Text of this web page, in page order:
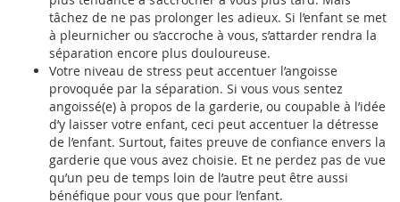
tâchez de ne pas prolonger les adieux. Si l’enfant se met
à pleurnicher ou s’accroche à vous, s’attarder rendra la
séparation encore plus douloureuse.
Votre niveau de stress peut accentuer l’angoisse
provoquée par la séparation. Si vous vous sentez
angoissé(e) à propos de la garderie, ou coupable à l’idée
d’y laisser votre enfant, ceci peut accentuer la détresse
de l’enfant. Surtout, faites preuve de confiance envers la
garderie que vous avez choisie. Et ne perdez pas de vue
qu’un peu de temps loin de l’autre peut être aussi
bénéfique pour vous que pour l’enfant.